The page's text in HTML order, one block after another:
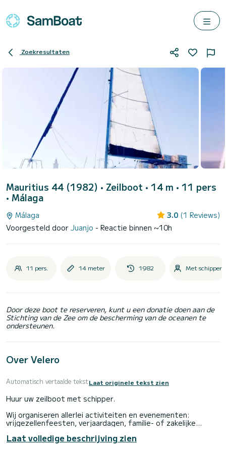
Zoekresultaten
Mauritius 44 (1982) • Zeilboot • 14 m • 11 pers
• Málaga
Málaga 3.0 (1 Reviews)
Voorgesteld door Juanjo - Reactie binnen ~10h
11 pers. 14 meter 1982 Met schipper
Door deze boot te reserveren, kunt u een donatie doen aan de
Stichting van de Zee om de bescherming van de oceanen te
ondersteunen.
Over Velero
Automatisch vertaalde tekstLaat originele tekst zien
Huur uw zeilboot met schipper.
Wij organiseren allerlei activiteiten en evenementen:
vrijgezellenfeesten, verjaardagen, familie- of zakelijke
Ik wacht op je!
br> Vertrek vanaf Malaga en Benalmadena.
Laat volledige beschrijving zien